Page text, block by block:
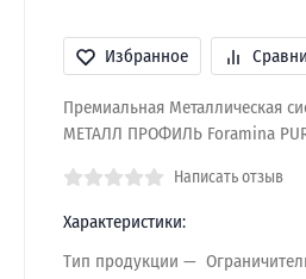
Избранное
Премиальная Металлическая
МЕТАЛЛ ПРОФИЛЬ Foramina
Написать отзыв
Характеристики:
Тип продукции